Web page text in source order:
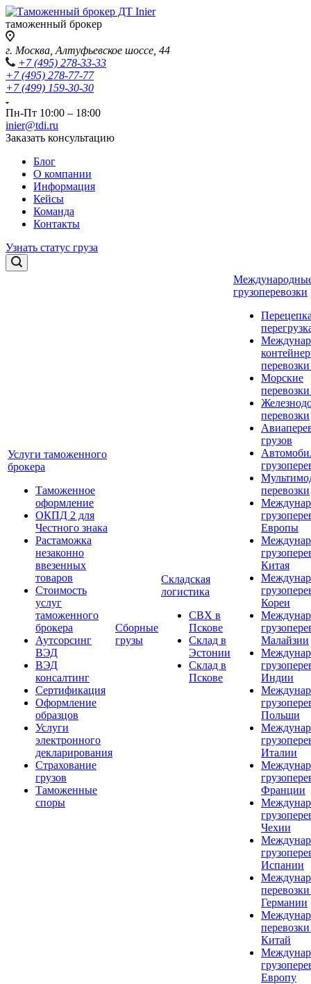
таможенный брокер
г. Москва, Алтуфьевское шоссе, 44
+7 (495) 278-33-33
+7 (495) 278-77-77
+7 (499) 159-30-30
Пн-Пт 10:00 – 18:00
inier@tdi.ru
Заказать консультацию
Блог
О компании
Информация
Кейсы
Команда
Контакты
Узнать статус груза
Услуги таможенного
брокера
Таможенное
оформление
ОКПД 2 для
Честного знака
Растаможка
незаконно
ввезенных
товаров
Стоимость
услуг
таможенного
брокера
Аутсорсинг
ВЭД
ВЭД
консалтинг
Сертификация
Оформление
образцов
Услуги
электронного
декларирования
Страхование
грузов
Таможенные
споры
Сборные
грузы
Складская
логистика
СВХ в
Пскове
Склад в
Эстонии
Склад в
Пскове
грузоперевозки
Морские
перевозки
грузов
перевозки
Европы
Китая
Кореи
Малайзии
Индии
Польши
Италии
Франции
Чехии
Испании
Германии
Китай
Европу